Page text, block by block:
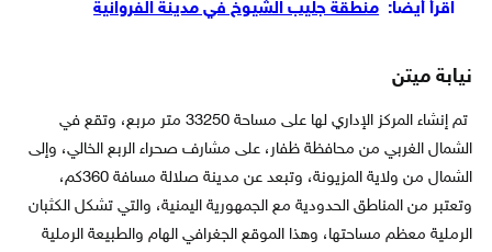
اقرأ أيضاً: منطقة جليب الشيوخ في مدينة الفروانية
نيابة ميتن
تم إنشاء المركز الإداري لها على مساحة 33250 متر مربع، وتقع في
الشمال الغربي من محافظة ظفار، على مشارف صحراء الربع الخالي، وإلى
الشمال من ولاية المزيونة، وتبعد عن مدينة صلالة مسافة 360كم،
وتعتبر من المناطق الحدودية مع الجمهورية اليمنية، والتي تشكل الكثبان
الرملية معظم مساحتها، وهذا الموقع الجغرافي الهام والطبيعة الرملية